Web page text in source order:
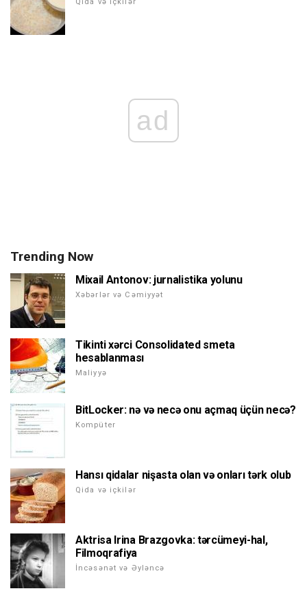
Qida və içkilər
ad
Trending Now
Mixail Antonov: jurnalistika yolunu
Xəbərlər və Cəmiyyət
Tikinti xərci Consolidated smeta
hesablanması
Maliyyə
BitLocker: nə və necə onu açmaq üçün necə?
Kompüter
Hansı qidalar nişasta olan və onları tərk olub
Qida və içkilər
Aktrisa Irina Brazgovka: tərcümeyi-hal,
Filmoqrafiya
İncəsənət və Əyləncə